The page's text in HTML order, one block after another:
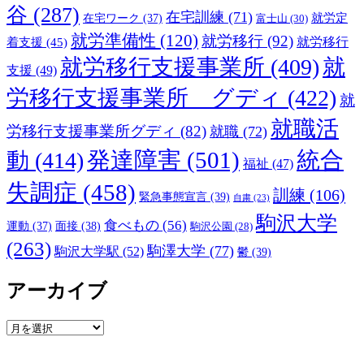
谷 (287) 在宅ワーク (37) 在宅訓練 (71) 富士山 (30) 就労定
着支援 (45) 就労準備性 (120) 就労移行 (92) 就労移行
支援 (49) 就労移行支援事業所 (409)就
労移行支援事業所 グディ (422) 就
労移行支援事業所グディ (82) 就職 (72) 就職活
動 (414)発達障害 (501) 福祉 (47) 統合
失調症 (458) 緊急事態宣言 (39) 自粛 (23) 訓練 (106)
運動 (37) 面接 (38) 食べもの (56) 駒沢公園 (28) 駒沢大学
(263) 駒沢大学駅 (52) 駒澤大学 (77) 鬱 (39)
アーカイブ
ア